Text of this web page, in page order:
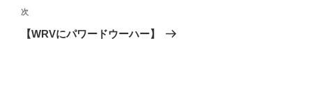
ビ
ゲ
投
稿
次
の
次
【WRVにパワードウーハー】